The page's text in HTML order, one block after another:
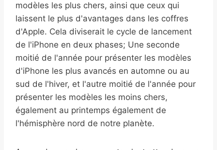
modèles les plus chers, ainsi que ceux qui
laissent le plus d'avantages dans les coffres
d'Apple. Cela diviserait le cycle de lancement
de l'iPhone en deux phases; Une seconde
moitié de l'année pour présenter les modèles
d'iPhone les plus avancés en automne ou au
sud de l'hiver, et l'autre moitié de l'année pour
présenter les modèles les moins chers,
également au printemps également de
l'hémisphère nord de notre planète.